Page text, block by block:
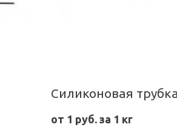
Силиконовая
от 1 руб. за 1 кг